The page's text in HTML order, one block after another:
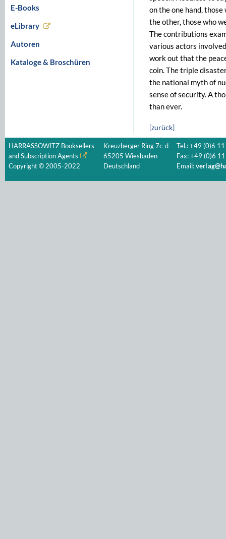
E-Books
eLibrary
Autoren
Kataloge & Broschüren
on the one hand,
the other, those who
The contributions
various actors
work out that the
coin. The triple
the national myth of
sense of security. A
than ever.
[zurück]
HARRASSOWITZ Booksellers
and Subscription Agents
Copyright © 2005-2022
Kreuzberger Ring 7c-d
65205 Wiesbaden
Deutschland
Tel.: +49 (0)6
Fax: +49 (0)6
Email: